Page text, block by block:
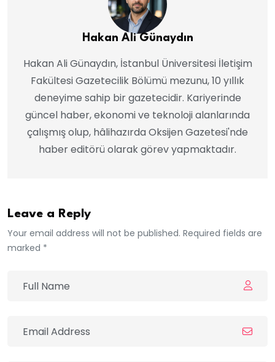
Hakan Ali Günaydın
Hakan Ali Günaydın, İstanbul Üniversitesi İletişim
Fakültesi Gazetecilik Bölümü mezunu, 10 yıllık
deneyime sahip bir gazetecidir. Kariyerinde
güncel haber, ekonomi ve teknoloji alanlarında
çalışmış olup, hâlihazırda Oksijen Gazetesi'nde
haber editörü olarak görev yapmaktadır.
Leave a Reply
Your email address will not be published. Required fields are
marked *